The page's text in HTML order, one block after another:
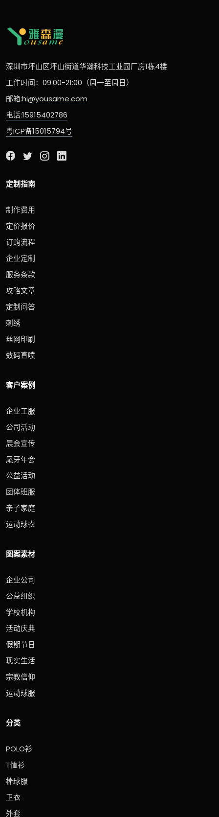
深圳市坪山区坪山街道华瀚科技工业园厂房1栋4楼
工作时间：09:00-21:00（周一至周日）
邮箱:hi@yousame.com
电话:15915402786
粤ICP备15015794号
定制指南
制作费用
定价报价
订购流程
企业定制
服务条款
攻略文章
定制问答
刺绣
丝网印刷
数码直喷
客户案例
企业工服
公司活动
展会宣传
尾牙年会
公益活动
团体班服
亲子家庭
运动球衣
图案素材
企业公司
公益组织
学校机构
活动庆典
假期节日
现实生活
宗教信仰
运动球服
分类
POLO衫
T恤衫
棒球服
卫衣
外套